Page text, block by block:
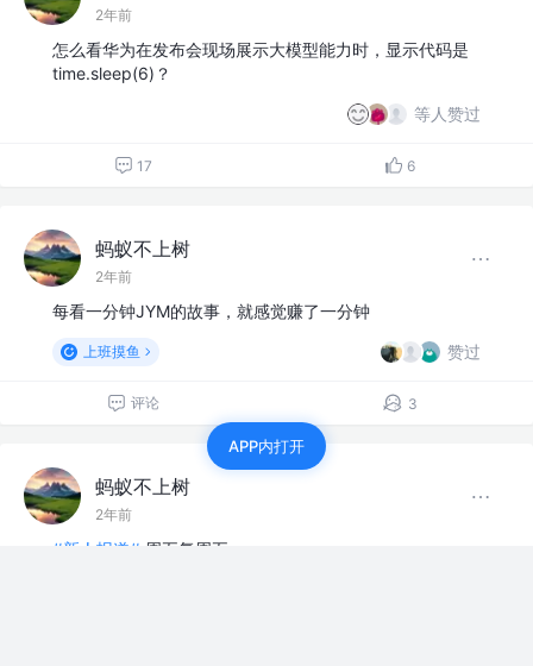
2年前
怎么看华为在发布会现场展示大模型能力时，显示代码是
time.sleep(6)？
等人赞过
17 6
蚂蚁不上树
2年前
每看一分钟JYM的故事，就感觉赚了一分钟
上班摸鱼 赞过
评论 3
蚂蚁不上树
2年前
#新人报道# 周五复周五
APP内打开